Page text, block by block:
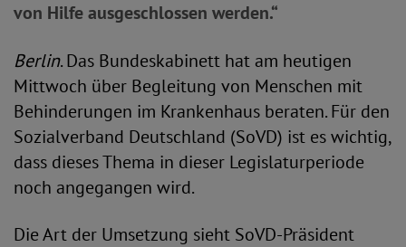
von Hilfe ausgeschlossen werden.“
Berlin. Das Bundeskabinett hat am heutigen
Mittwoch über Begleitung von Menschen mit
Behinderungen im Krankenhaus beraten. Für den
Sozialverband Deutschland (SoVD) ist es wichtig,
dass dieses Thema in dieser Legislaturperiode
noch angegangen wird.
Die Art der Umsetzung sieht SoVD-Präsident